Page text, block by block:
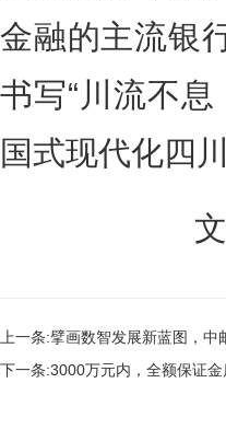
金融的主流银
书写“川流不息
国式现代化四
文/
上一条:擘画数智发展新蓝图，中
下一条:3000万元内，全额保证